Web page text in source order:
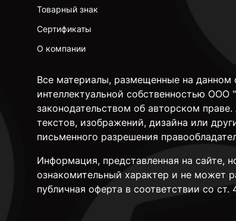
Товарный знак
Сертификаты
О компании
Все материалы, размещенные на данном
интеллектуальной собственностью
законодательством об авторском
текстов, изображений, дизайна или
письменного разрешения
Информация, представленная на сайте,
ознакомительный характер и не может
публичная оферта в соответствии со ст.